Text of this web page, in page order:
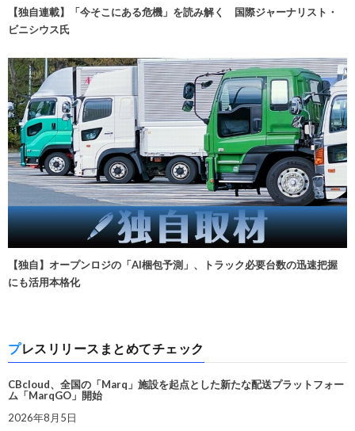
【独自連載】「今そこにある危機」を読み解く 国際ジャーナリスト・
ビニシウス氏
【独自】オープンロジの「AI梱包予測」、トラック必要台数の迅速把握
にも活用本格化
プレスリリースまとめてチェック
CBcloud、全国の「Marq」施設を起点とした新たな配送プラットフォー
ム「MarqGO」開始
2026年8月5日